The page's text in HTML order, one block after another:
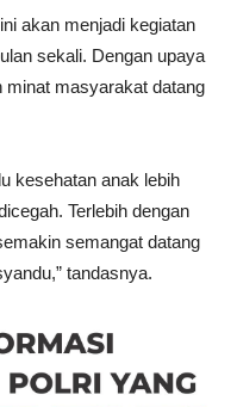
akan menjadi kegiatan
sekali. Dengan upaya
minat masyarakat datang
kesehatan anak lebih
Terlebih dengan
semangat datang
tandasnya.